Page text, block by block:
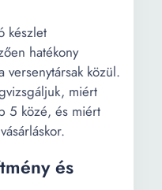
készlet
hatékony
versenytársak közül.
miért
5 közé, és miért
és